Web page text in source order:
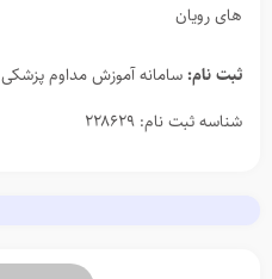
های رویان
ثبت نام:سامانه آموزش مداوم پزشکی
شناسه ثبت نام: ۲۲۸۶۲۹